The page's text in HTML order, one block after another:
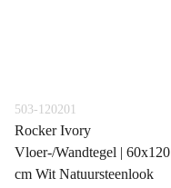
503-120201
Rocker Ivory
Vloer-/Wandtegel | 60x120
cm Wit Natuursteenlook